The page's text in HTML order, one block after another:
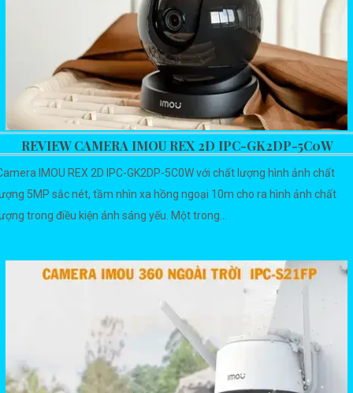
REVIEW CAMERA IMOU REX 2D IPC-GK2DP-5C0W
IMOU REX 2D IPC-GK2DP-5C0W với chất lượng hình ảnh chất
5MP sắc nét, tầm nhìn xa hồng ngoại 10m cho ra hình ảnh chất
trong điều kiện ánh sáng yếu. Một trong...